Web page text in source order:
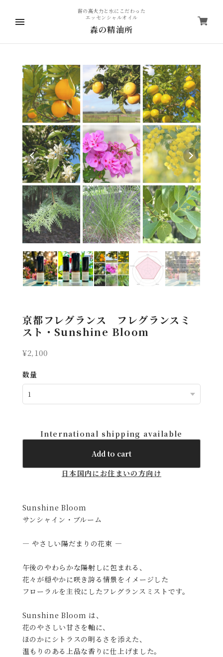
薪の高火力と水にこだわった
エッセンシャルオイル
森の精油所
京都フレグランス フレグランスミ
スト・Sunshine Bloom
¥2,100
数量
International shipping available
Add to cart
日本国内にお住まいの方向け
Sunshine Bloom
サンシャイン・ブルーム
― やさしい陽だまりの花束 ―
午後のやわらかな陽射しに包まれる、
花々が穏やかに咲き誇る情景をイメージした
フローラルを主役にしたフレグランスミストです。
Sunshine Bloom は、
花のやさしい甘さを軸に、
ほのかにシトラスの明るさを添えた、
温もりのある上品な香りに仕上げました。